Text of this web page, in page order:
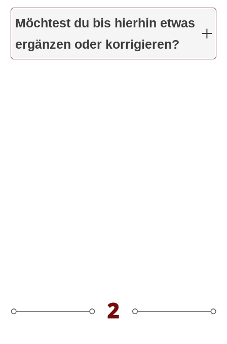
Möchtest du bis hierhin etwas
ergänzen oder korrigieren?